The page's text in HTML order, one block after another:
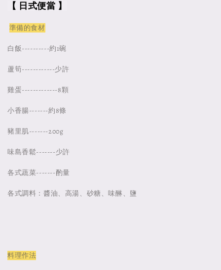
【 日式便當 】
準備的食材
白飯----------約1碗
蘆筍------------少許
雞蛋-------------8顆
小香腸-------約8條
豬里肌-------200g
味島香鬆-------少許
各式蔬菜-------酌量
各式調料：醬油、高湯、砂糖、味醂、鹽
料理作法